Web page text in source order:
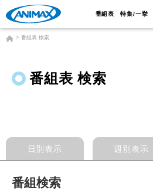
番組表 特集/一挙
番組表 検索
番組表 検索
日別表示 週別表示
番組検索